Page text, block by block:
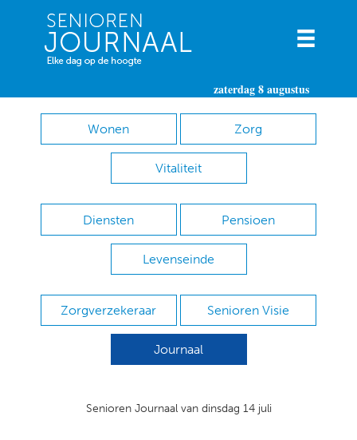
zaterdag 8 augustus
Wonen Zorg
Vitaliteit
Diensten Pensioen
Levenseinde
Zorgverzekeraar Senioren Visie
Journaal
Senioren Journaal van dinsdag 14 juli